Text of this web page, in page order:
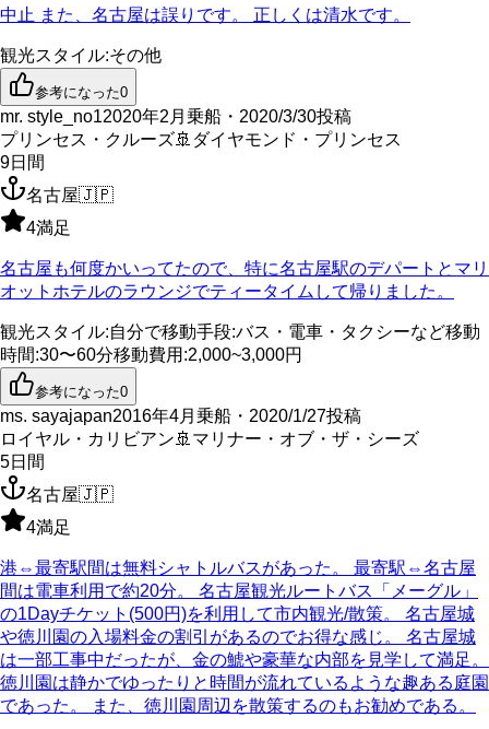
中止 また、名古屋は誤りです。 正しくは清水です。
観光スタイル:その他
参考になった0
mr. style_no12020年2月乗船・2020/3/30投稿
プリンセス・クルーズ🚢 ダイヤモンド・プリンセス
9日間
名古屋🇯🇵
4満足
名古屋も何度かいってたので、特に名古屋駅のデパートとマリ
オットホテルのラウンジでティータイムして帰りました。
観光スタイル:自分で移動手段:バス・電車・タクシーなど移動
時間:30〜60分移動費用 :2,000~3,000円
参考になった0
ms. sayajapan2016年4月乗船・2020/1/27投稿
ロイヤル・カリビアン 🚢 マリナー・オブ・ザ・シーズ
5日間
名古屋🇯🇵
4満足
港⇔最寄駅間は無料シャトルバスがあった。 最寄駅⇔名古屋
間は電車利用で約20分。 名古屋観光ルートバス「メーグル」
の1Dayチケット(500円)を利用して市内観光/散策。 名古屋城
や徳川園の入場料金の割引があるのでお得な感じ。 名古屋城
は一部工事中だったが、金の鯱や豪華な内部を見学して満足。
徳川園は静かでゆったりと時間が流れているような趣ある庭園
であった。 また、徳川園周辺を散策するのもお勧めである。